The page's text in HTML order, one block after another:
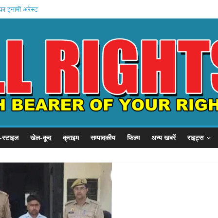
इनामी अरेस्ट
खादी मॉल
दौरा
खेल-कूद क्राइम सम्पादकीय फिल्म अन्य खबरें राइट्स